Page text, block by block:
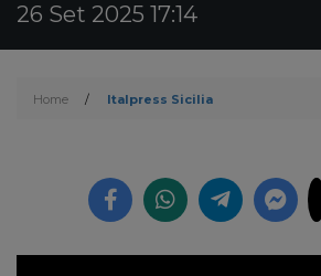
26 Set 2025 17:14
Home / Italpress Sicilia